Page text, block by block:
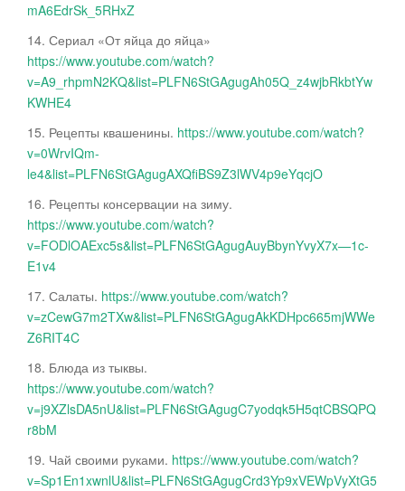
mA6EdrSk_5RHxZ
14. Сериал «От яйца до яйца»
https://www.youtube.com/watch?
v=A9_rhpmN2KQ&list=PLFN6StGAgugAh05Q_z4wjbRkbtYw
KWHE4
15. Рецепты квашенины. https://www.youtube.com/watch?
v=0WrvIQm-
le4&list=PLFN6StGAgugAXQfiBS9Z3lWV4p9eYqcjO
16. Рецепты консервации на зиму.
https://www.youtube.com/watch?
v=FODlOAExc5s&list=PLFN6StGAgugAuyBbynYvyX7x—1c-
E1v4
17. Салаты. https://www.youtube.com/watch?
v=zCewG7m2TXw&list=PLFN6StGAgugAkKDHpc665mjWWe
Z6RIT4C
18. Блюда из тыквы.
https://www.youtube.com/watch?
v=j9XZlsDA5nU&list=PLFN6StGAgugC7yodqk5H5qtCBSQPQ
r8bM
19. Чай своими руками. https://www.youtube.com/watch?
v=Sp1En1xwnlU&list=PLFN6StGAgugCrd3Yp9xVEWpVyXtG5